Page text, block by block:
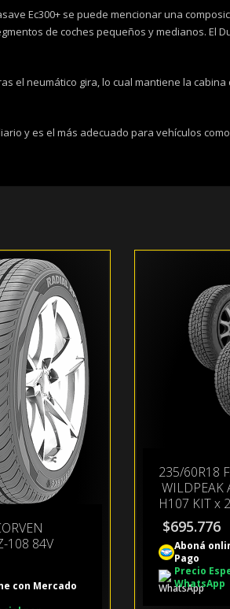
Ec300+ se puede mencionar una
de coches pequeños y medianos. El
el neumático gira, lo cual mantiene la
y es el más adecuado para vehículos
108 84V
con Mercado
235/60R18
WILDPEAK
H107 KIT x 2
$695.776
Aboná
Pago
Precio
WhatsApp